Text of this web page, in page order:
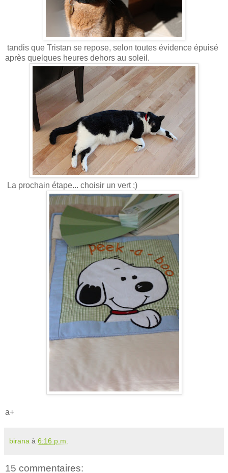
tandis que Tristan se repose, selon toutes évidence épuisé
après quelques heures dehors au soleil.
La prochain étape... choisir un vert ;)
a+
birana à 6:16 p.m.
15 commentaires: